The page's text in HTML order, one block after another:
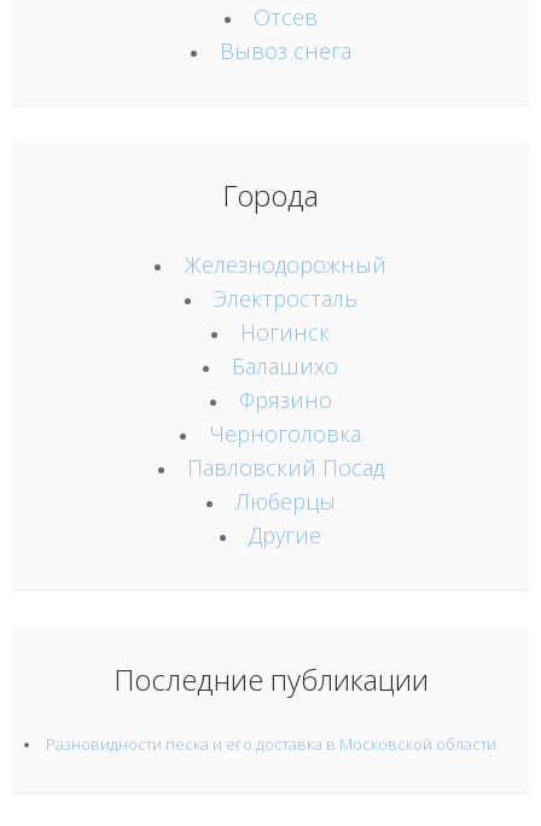
Отсев
Вывоз снега
Города
Железнодорожный
Электросталь
Ногинск
Балашихо
Фрязино
Черноголовка
Павловский Посад
Люберцы
Другие
Последние публикации
Разновидности песка и его доставка в Московской области